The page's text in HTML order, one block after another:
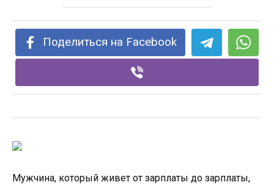
Поделиться на Facebook
Мужчина, который живет от зарплаты до зарплаты,